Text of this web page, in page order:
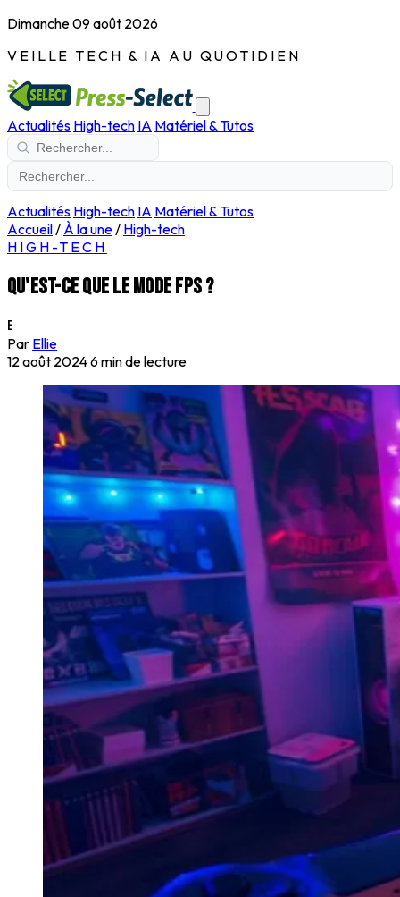
Dimanche 09 août 2026
VEILLE TECH & IA AU QUOTIDIEN
Actualités High-tech IA Matériel & Tutos
Actualités High-tech IA Matériel & Tutos
Accueil/ À la une/ High-tech
HIGH-TECH
Qu'est-ce que le mode FPS ?
E
Par Ellie
12 août 20246 min de lecture